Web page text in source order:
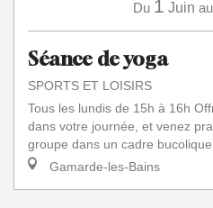
Du 1 Juin au
Séance de yoga
SPORTS ET LOISIRS
Tous les lundis de 15h à 16h
dans votre journée, et venez
groupe dans un cadre
Gamarde-les-Bains